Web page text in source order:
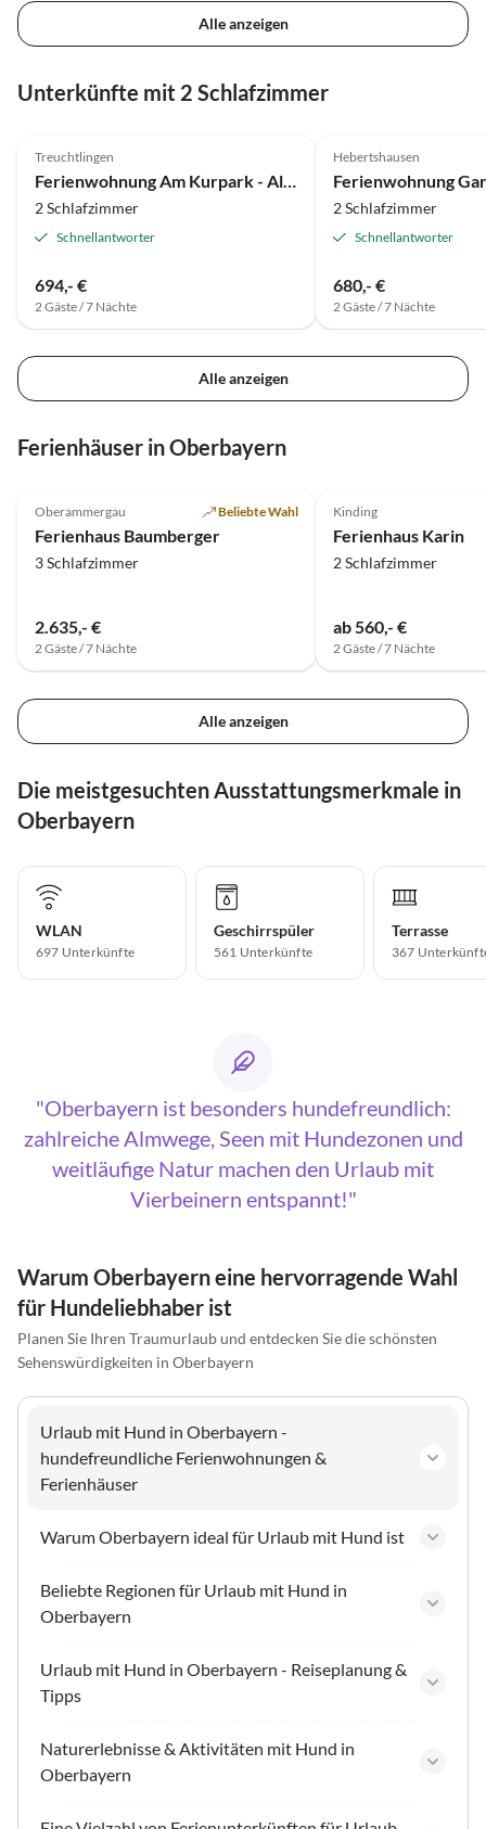
Alle anzeigen
Unterkünfte mit 2 Schlafzimmer
Treuchtlingen
Ferienwohnung Am Kurpark - Altmühltal
2 Schlafzimmer
Schnellantworter
694,- €
2 Gäste / 7 Nächte
Hebertshausen
2 Schlafzimmer
Schnellantworter
680,- €
2 Gäste / 7 Nächte
Alle anzeigen
Ferienhäuser in Oberbayern
Bergblick
Oberammergau Beliebte Wahl
Ferienhaus Baumberger
3 Schlafzimmer
2.635,- €
2 Gäste / 7 Nächte
Kinding
Ferienhaus Karin
2 Schlafzimmer
ab 560,- €
2 Gäste / 7 Nächte
Alle anzeigen
Die meistgesuchten Ausstattungsmerkmale in
Oberbayern
WLAN
697 Unterkünfte
Geschirrspüler
561 Unterkünfte
Terrasse
367
Oberbayern ist besonders hundefreundlich:
zahlreiche Almwege, Seen mit Hundezonen und
weitläufige Natur machen den Urlaub mit
Vierbeinern entspannt!
Warum Oberbayern eine hervorragende Wahl
für Hundeliebhaber ist
Planen Sie Ihren Traumurlaub und entdecken Sie die schönsten
Sehenswürdigkeiten in Oberbayern
Urlaub mit Hund in Oberbayern -
hundefreundliche Ferienwohnungen &
Ferienhäuser
Warum Oberbayern ideal für Urlaub mit Hund ist
Beliebte Regionen für Urlaub mit Hund in
Oberbayern
Urlaub mit Hund in Oberbayern - Reiseplanung &
Tipps
Naturerlebnisse & Aktivitäten mit Hund in
Oberbayern